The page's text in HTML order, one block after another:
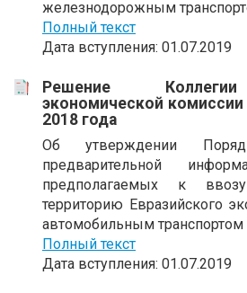
железнодорожным
Полный текст
Дата вступления: 01.07.2019
Решение
экономической
2018 года
Об утверждении
предварительной
предполагаемых к
территорию Евразийского
автомобильным транспортом
Полный текст
Дата вступления: 01.07.2019